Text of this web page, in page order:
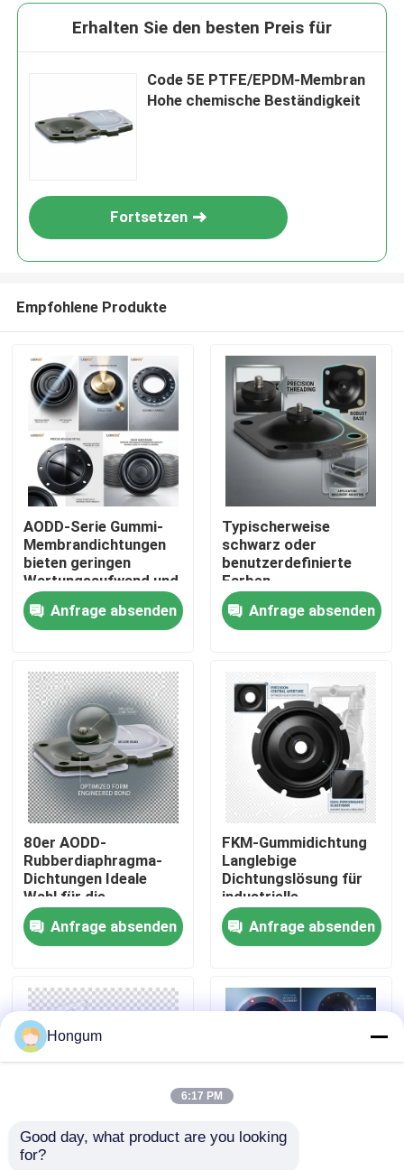
Produkte
Über uns
Werksbesichtigung
Qualitätskontrolle
Neuigkeiten
Rechtssachen
Bitte um ein Angebot
Gummimembrandichtungen
Ventil-Gummimembran
Erhalten Sie den besten Preis für
Code 5E PTFE/EPDM-Membran
Hohe chemische Beständigkeit
Fortsetzen
Empfohlene Produkte
AODD-Serie Gummi-
Membrandichtungen
bieten geringen
Wartungsaufwand und
gleichbleibende
Toleranzen von ±0,02
mm für
Anfrage absenden
Typischerweise
schwarz oder
benutzerdefinierte
Farben
Membranbarriere
Temperatur
entsprechend dem
geeignet für raue
Umgebungen
Anfrage absenden
80er AODD-
Rubberdiaphragma-
Dichtungen Ideale
Wahl für die
Aufrechterhaltung der
Druckintegrität in
pneumatischen und
Systemen
Anfrage absenden
FKM-Gummidichtung
Langlebige
Dichtungslösung für
industrielle
Anwendungen,
beständig gegen
Chemikalien und
Temperaturen
Anfrage absenden
Chemische
Hongum
6:17 PM
Good day, what product are you looking
for?